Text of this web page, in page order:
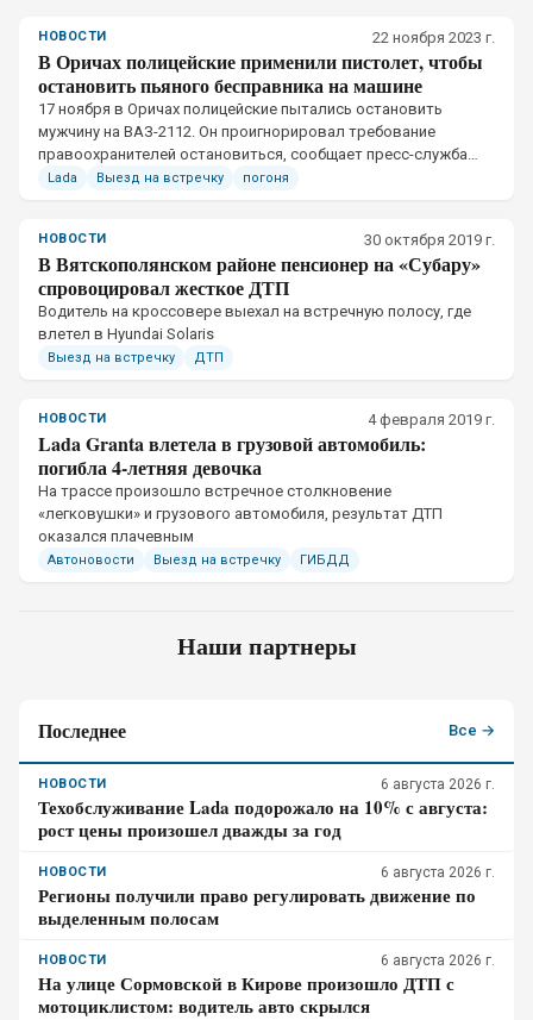
НОВОСТИ 22 ноября 2023 г.
В Оричах полицейские применили пистолет, чтобы
остановить пьяного бесправника на машине
17 ноября в Оричах полицейские пытались остановить
мужчину на ВАЗ-2112. Он проигнорировал требование
правоохранителей остановиться, сообщает пресс-служба
УМВД по Кировской области.
Lada Выезд на встречку погоня
НОВОСТИ 30 октября 2019 г.
В Вятскополянском районе пенсионер на «Субару»
спровоцировал жесткое ДТП
​Водитель на кроссовере выехал на встречную полосу, где
влетел в Hyundai Solaris
Выезд на встречку ДТП
НОВОСТИ 4 февраля 2019 г.
Lada Granta влетела в грузовой автомобиль:
погибла 4-летняя девочка
​На трассе произошло встречное столкновение
«легковушки» и грузового автомобиля, результат ДТП
оказался плачевным
Автоновости Выезд на встречку ГИБДД
Наши партнеры
Последнее Все →
НОВОСТИ 6 августа 2026 г.
Техобслуживание Lada подорожало на 10% с августа:
рост цены произошел дважды за год
НОВОСТИ 6 августа 2026 г.
Регионы получили право регулировать движение по
выделенным полосам
НОВОСТИ 6 августа 2026 г.
На улице Сормовской в Кирове произошло ДТП с
мотоциклистом: водитель авто скрылся